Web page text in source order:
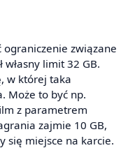
ograniczenie związane
limit 32 GB.
w której taka
Może to być np.
z parametrem
zajmie 10 GB,
się miejsce na karcie.